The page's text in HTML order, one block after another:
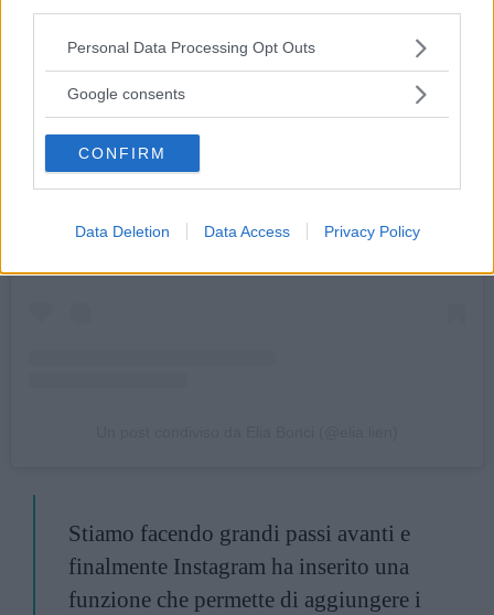
Please note that this website/app uses one or more Google
not limited to your visit or usage behaviour. You may click to
use your data for below specified purposes in below Google
consent section.
Personal Data Processing Opt Outs
Google consents
CONFIRM
Data Deletion Data Access Privacy Policy
Visualizza questo post su Instagram
Stiamo facendo grandi passi avanti e
finalmente Instagram ha inserito una
funzione che permette di aggiungere i